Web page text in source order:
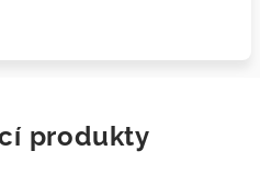
produkty